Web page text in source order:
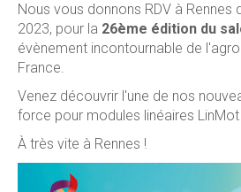
Nous vous donnons RDV à Rennes
2023, pour la 26ème édition du
évènement incontournable de
France.
Venez découvrir l'une de nos
force pour modules linéaires LinMot
À très vite à Rennes !